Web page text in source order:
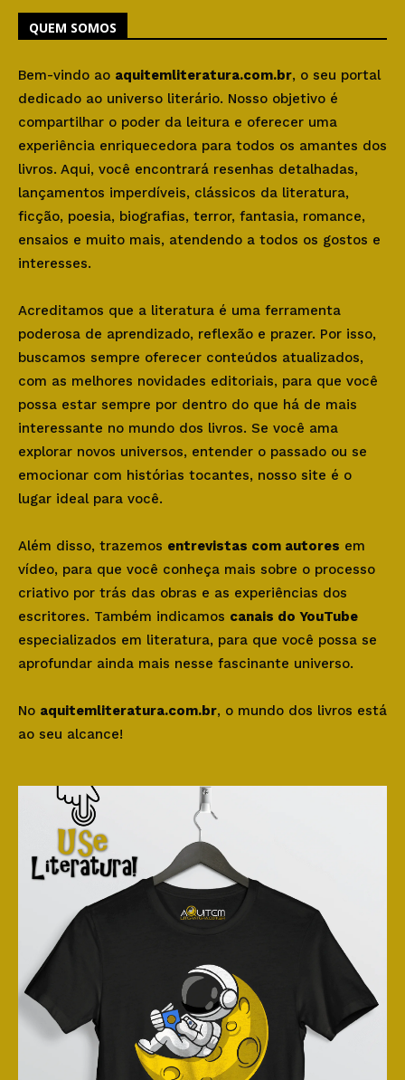
QUEM SOMOS
Bem-vindo ao aquitemliteratura.com.br, o seu portal
dedicado ao universo literário. Nosso objetivo é
compartilhar o poder da leitura e oferecer uma
experiência enriquecedora para todos os amantes dos
livros. Aqui, você encontrará resenhas detalhadas,
lançamentos imperdíveis, clássicos da literatura,
ficção, poesia, biografias, terror, fantasia, romance,
ensaios e muito mais, atendendo a todos os gostos e
interesses.
Acreditamos que a literatura é uma ferramenta
poderosa de aprendizado, reflexão e prazer. Por isso,
buscamos sempre oferecer conteúdos atualizados,
com as melhores novidades editoriais, para que você
possa estar sempre por dentro do que há de mais
interessante no mundo dos livros. Se você ama
explorar novos universos, entender o passado ou se
emocionar com histórias tocantes, nosso site é o
lugar ideal para você.
Além disso, trazemos entrevistas com autores em
vídeo, para que você conheça mais sobre o processo
criativo por trás das obras e as experiências dos
escritores. Também indicamos canais do YouTube
especializados em literatura, para que você possa se
aprofundar ainda mais nesse fascinante universo.
No aquitemliteratura.com.br, o mundo dos livros está
ao seu alcance!